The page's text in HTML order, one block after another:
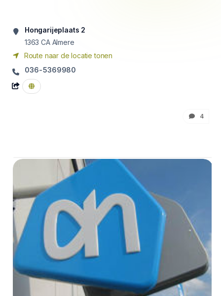
Hongarijeplaats 2
1363 CA Almere
Route naar de locatie tonen
036-5369980
4